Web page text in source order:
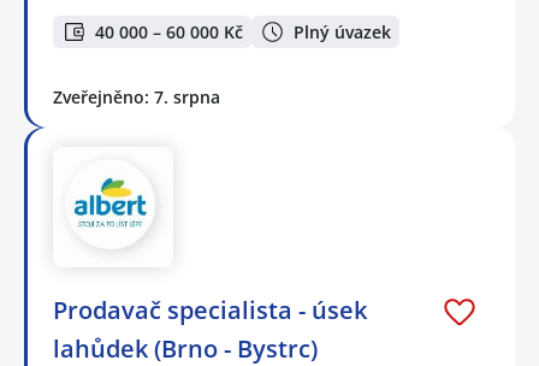
40 000 – 60 000 Kč Plný úvazek
Zveřejněno: 7. srpna
Prodavač specialista - úsek
lahůdek (Brno - Bystrc)